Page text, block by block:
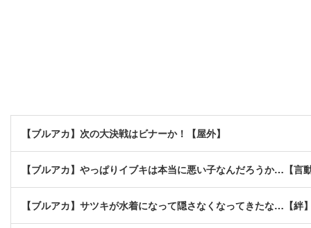
【ブルアカ】次の大決戦はビナーか！【屋外】
【ブルアカ】やっぱりイブキは本当に悪い子なんだろうか…【言動
【ブルアカ】サツキが水着になって隠さなくなってきたな…【絆】